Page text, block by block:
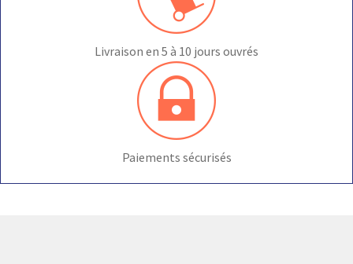
Livraison en 5 à 10 jours ouvrés
Paiements sécurisés